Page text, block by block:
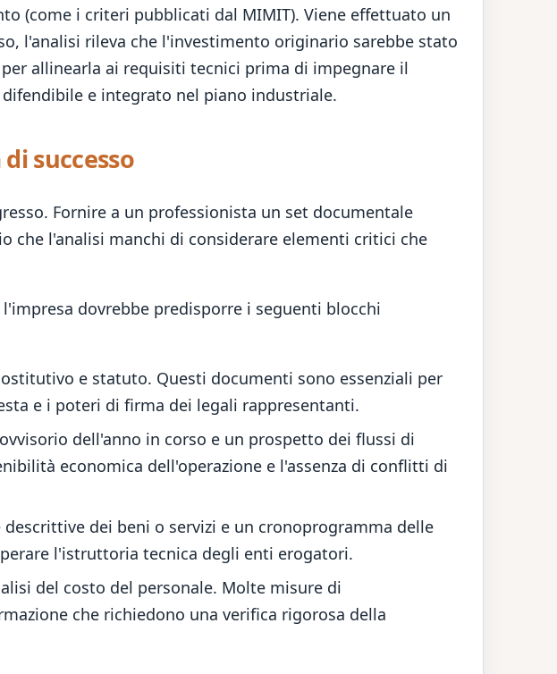
(come i criteri pubblicati dal MIMIT). Viene effettuato un
l'analisi rileva che l'investimento originario sarebbe stato
allinearla ai requisiti tecnici prima di impegnare il
e integrato nel piano industriale.
successo
Fornire a un professionista un set documentale
che l'analisi manchi di considerare elementi critici che
dovrebbe predisporre i seguenti blocchi
e statuto. Questi documenti sono essenziali per
e i poteri di firma dei legali rappresentanti.
dell'anno in corso e un prospetto dei flussi di
economica dell'operazione e l'assenza di conflitti di
dei beni o servizi e un cronoprogramma delle
l'istruttoria tecnica degli enti erogatori.
del costo del personale. Molte misure di
che richiedono una verifica rigorosa della